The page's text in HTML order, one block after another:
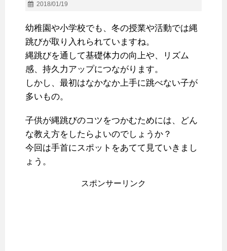
2018/01/19
幼稚園や小学校でも、冬の授業や活動では縄
跳びが取り入れられていますね。
縄跳びを通して基礎体力の向上や、リズム
感、持久力アップにつながります。
しかし、最初はなかなか上手に跳べない子が
多いもの。
子供が縄跳びのコツをつかむためには、どん
な教え方をしたらよいのでしょうか？
今回は手首にスポットをあてて見ていきまし
ょう。
スポンサーリンク